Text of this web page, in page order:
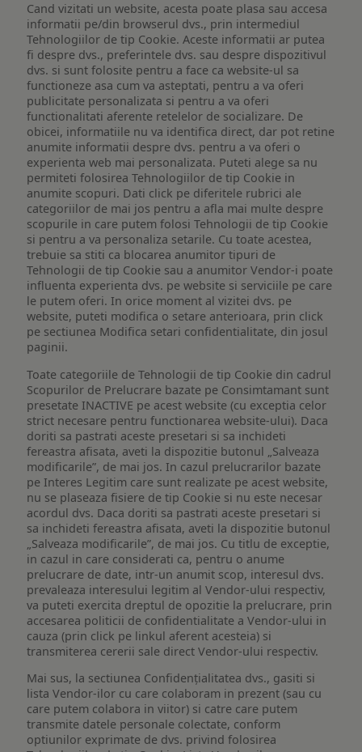
Cand vizitati un website, acesta poate plasa sau accesa
informatii pe/din browserul dvs., prin intermediul
Tehnologiilor de tip Cookie. Aceste informatii ar putea
fi despre dvs., preferintele dvs. sau despre dispozitivul
dvs. si sunt folosite pentru a face ca website-ul sa
functioneze asa cum va asteptati, pentru a va oferi
publicitate personalizata si pentru a va oferi
functionalitati aferente retelelor de socializare. De
obicei, informatiile nu va identifica direct, dar pot retine
anumite informatii despre dvs. pentru a va oferi o
experienta web mai personalizata. Puteti alege sa nu
permiteti folosirea Tehnologiilor de tip Cookie in
anumite scopuri. Dati click pe diferitele rubrici ale
categoriilor de mai jos pentru a afla mai multe despre
scopurile in care putem folosi Tehnologii de tip Cookie
si pentru a va personaliza setarile. Cu toate acestea,
trebuie sa stiti ca blocarea anumitor tipuri de
Tehnologii de tip Cookie sau a anumitor Vendor-i poate
influenta experienta dvs. pe website si serviciile pe care
le putem oferi. In orice moment al vizitei dvs. pe
website, puteti modifica o setare anterioara, prin click
pe sectiunea Modifica setari confidentialitate, din josul
paginii.
Toate categoriile de Tehnologii de tip Cookie din cadrul
Scopurilor de Prelucrare bazate pe Consimtamant sunt
presetate INACTIVE pe acest website (cu exceptia celor
strict necesare pentru functionarea website-ului). Daca
doriti sa pastrati aceste presetari si sa inchideti
fereastra afisata, aveti la dispozitie butonul „Salveaza
modificarile”, de mai jos. In cazul prelucrarilor bazate
pe Interes Legitim care sunt realizate pe acest website,
nu se plaseaza fisiere de tip Cookie si nu este necesar
acordul dvs. Daca doriti sa pastrati aceste presetari si
sa inchideti fereastra afisata, aveti la dispozitie butonul
„Salveaza modificarile”, de mai jos. Cu titlu de exceptie,
in cazul in care considerati ca, pentru o anume
prelucrare de date, intr-un anumit scop, interesul dvs.
prevaleaza interesului legitim al Vendor-ului respectiv,
va puteti exercita dreptul de opozitie la prelucrare, prin
accesarea politicii de confidentialitate a Vendor-ului in
cauza (prin click pe linkul aferent acesteia) si
transmiterea cererii sale direct Vendor-ului respectiv.
Mai sus, la sectiunea Confidențialitatea dvs., gasiti si
lista Vendor-ilor cu care colaboram in prezent (sau cu
care putem colabora in viitor) si catre care putem
transmite datele personale colectate, conform
optiunilor exprimate de dvs. privind folosirea